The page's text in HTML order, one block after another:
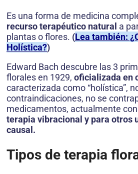
Es una forma de medicina
recurso terapéutico natural a
plantas o flores. (Lea también:
Holística?)
Edward Bach descubre las 3
florales en 1929, oficializada en
caracterizada como “holística”,
contraindicaciones, no se
medicamentos, actualmente
terapia vibracional y para otros
causal.
Tipos de terapia